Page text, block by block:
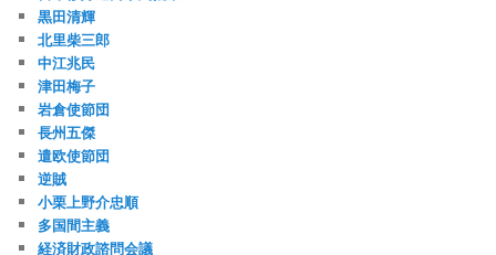
黒田清輝
北里柴三郎
中江兆民
津田梅子
岩倉使節団
長州五傑
遣欧使節団
逆賊
小栗上野介忠順
多国間主義
経済財政諮問会議